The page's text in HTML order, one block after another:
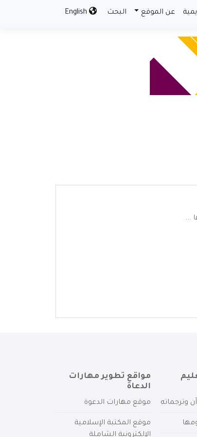
عن الموقع البحث
...
وترجماته
مواقع تطوير مهارات
الدعاة
موقع مهارات الدعوة
موقع المكتبة الإسلامية
الإلكترونية الشاملة